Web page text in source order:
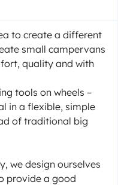
to create a different
small campervans
quality and with
tools on wheels –
in a flexible, simple
of traditional big
we design ourselves
provide a good